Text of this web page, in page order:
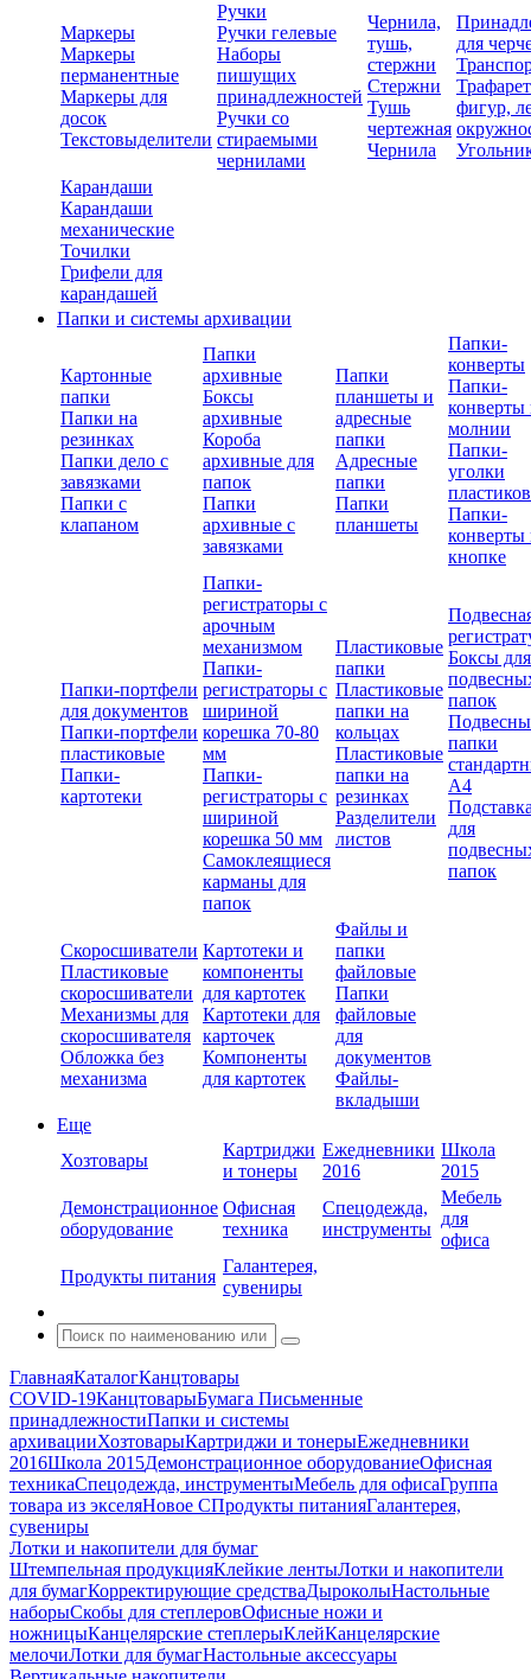
Маркеры
Маркеры
перманентные
Маркеры для
досок
Текстовыделители
Ручки
Ручки гелевые
Наборы
пишущих
принадлежностей
Ручки со
стираемыми
чернилами
Чернила,
тушь,
стержни
Стержни
Тушь
чертежная
Чернила
для
фигур,
Карандаши
Карандаши
механические
Точилки
Грифели для
карандашей
Папки и системы архивации
Картонные
папки
Папки на
резинках
Папки дело с
завязками
Папки с
клапаном
Папки
архивные
Боксы
архивные
Короба
архивные для
папок
Папки
архивные с
завязками
Папки
планшеты и
адресные
папки
Адресные
папки
Папки
планшеты
Папки-
конверты
Папки-
конверты
молнии
Папки-
уголки
Папки-
конверты
кнопке
Папки-портфели
для документов
Папки-портфели
пластиковые
Папки-
картотеки
Папки-
регистраторы с
арочным
механизмом
Папки-
регистраторы с
шириной
корешка 70-80
мм
Папки-
регистраторы с
шириной
корешка 50 мм
Самоклеящиеся
карманы для
папок
Пластиковые
папки
Пластиковые
папки на
кольцах
Пластиковые
папки на
резинках
Разделители
листов
Боксы для
папок
папки
А4
для
папок
Скоросшиватели
Пластиковые
скоросшиватели
Механизмы для
скоросшивателя
Обложка без
механизма
Картотеки и
компоненты
для картотек
Картотеки для
карточек
Компоненты
для картотек
Файлы и
папки
файловые
Папки
файловые
для
документов
Файлы-
вкладыши
Еще
Хозтовары
Картриджи
и тонеры
Ежедневники
2016
Школа
2015
Демонстрационное
оборудование
Офисная
техника
Спецодежда,
инструменты
Мебель
для
офиса
Продукты питания
Галантерея,
сувениры
ГлавнаяКаталогКанцтовары
COVID-19КанцтоварыБумага Письменные
принадлежностиПапки и системы
архивацииХозтоварыКартриджи и тонерыЕжедневники
2016Школа 2015Демонстрационное оборудованиеОфисная
техникаСпецодежда, инструментыМебель для офисаГруппа
товара из экселяНовое СПродукты питанияГалантерея,
сувениры
Лотки и накопители для бумаг
Штемпельная продукцияКлейкие лентыЛотки и накопители
для бумагКорректирующие средстваДыроколыНастольные
наборыСкобы для степлеровОфисные ножи и
ножницыКанцелярские степлерыКлейКанцелярские
мелочиЛотки для бумагНастольные аксессуары